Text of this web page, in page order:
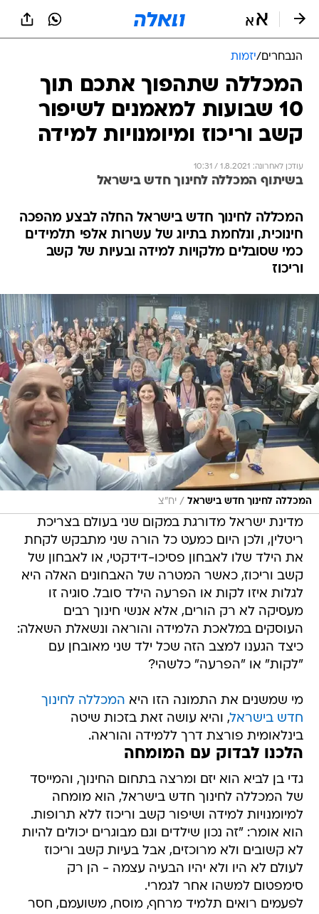
הנבחרים/יזמות
המכללה שתהפוך אתכם תוך
10 שבועות למאמנים לשיפור
קשב וריכוז ומיומנויות למידה
עודכן לאחרונה: 1.8.2021 / 10:31
בשיתוף המכללה לחינוך חדש בישראל
המכללה לחינוך חדש בישראל החלה לבצע מהפכה
חינוכית, ונלחמת בתיוג של עשרות אלפי תלמידים
כמי שסובלים מלקויות למידה ובעיות של קשב
וריכוז
המכללה לחינוך חדש בישראל / יח"צ
מדינת ישראל מדורגת במקום שני בעולם בצריכת
ריטלין, ולכן היום כמעט כל הורה שני מתבקש לקחת
את הילד שלו לאבחון פסיכו-דידקטי, או לאבחון של
קשב וריכוז, כאשר המטרה של האבחונים האלה היא
לגלות איזו לקות או הפרעה הילד סובל. סוגיה זו
מעסיקה לא רק הורים, אלא אנשי חינוך רבים
העוסקים במלאכת הלמידה והוראה ונשאלת השאלה:
כיצד הגענו למצב הזה שכל ילד שני מאובחן עם
"לקות" או "הפרעה" כלשהי?
מי שמשנים את התמונה הזו היא המכללה לחינוך
חדש בישראל, והיא עושה זאת בזכות שיטה
בינלאומית פורצת דרך ללמידה והוראה.
הלכנו לבדוק עם המומחה
גדי בן לביא הוא יזם ומרצה בתחום החינוך, והמייסד
של המכללה לחינוך חדש בישראל, הוא מומחה
למיומנויות למידה ושיפור קשב וריכוז ללא תרופות.
הוא אומר: "זה נכון שילדים וגם מבוגרים יכולים להיות
לא קשובים ולא מרוכזים, אבל בעיות קשב וריכוז
לעולם לא היו ולא יהיו הבעיה עצמה - הן רק
סימפטום למשהו אחר לגמרי.
לפעמים רואים תלמיד מרחף, מוסח, משועמם, חסר